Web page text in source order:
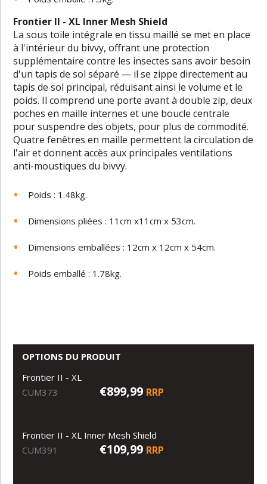
Frontier II - XL Inner Mesh Shield
La sous toile intégrale en tissu maillé se met en place
à l'intérieur du bivvy, offrant une protection
supplémentaire contre les insectes sans avoir besoin
d'un tapis de sol séparé — il se zippe directement au
tapis de sol principal, réduisant ainsi le volume et le
poids. Il comprend une porte avant à double zip, deux
poches en maille internes et une boucle centrale
pour suspendre des objets, pour plus de commodité.
Quatre fenêtres en maille permettent la circulation de
l'air et donnent accès aux principales ventilations
anti-moustiques du bivvy.
Poids : 1.48kg.
Dimensions pliées : 11cm x11cm x 53cm.
Dimensions emballées : 12cm x 12cm x 54cm.
Poids emballé : 1.78kg.
OPTIONS DU PRODUIT
Frontier II - XL
CUM373
€899,99 RRP
Frontier II - XL Inner Mesh Shield
CUM391
€109,99 RRP